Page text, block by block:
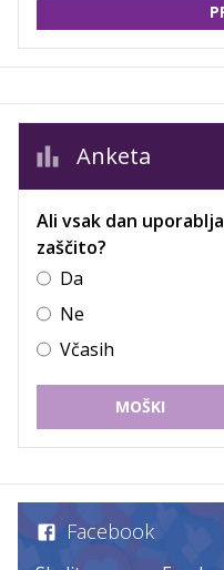
Anketa
Ali vsak dan
zaščito?
Da
Ne
Včasih
MOŠKI
Facebook